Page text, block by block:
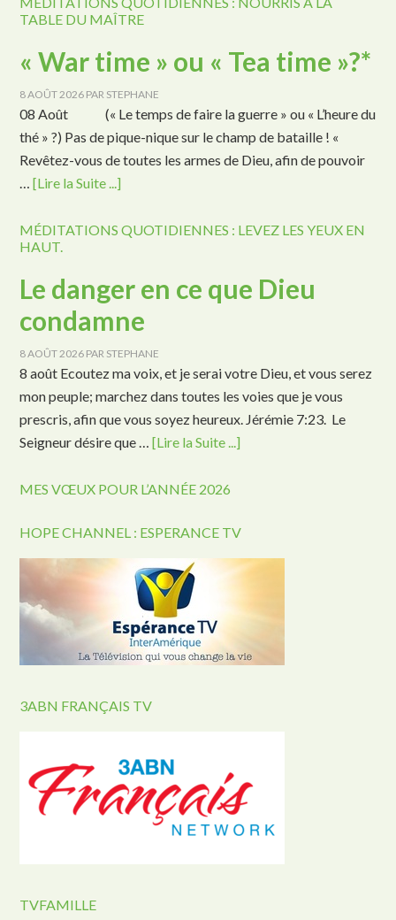
TABLE DU MAÎTRE
« War time » ou « Tea time »?*
8 AOÛT 2026 PAR STEPHANE
08 Août (« Le temps de faire la guerre » ou « L’heure du
thé » ?) Pas de pique-nique sur le champ de bataille ! «
Revêtez-vous de toutes les armes de Dieu, afin de pouvoir
…[Lire la Suite ...]
MÉDITATIONS QUOTIDIENNES : LEVEZ LES YEUX EN
HAUT.
Le danger en ce que Dieu
condamne
8 AOÛT 2026 PAR STEPHANE
8 août Ecoutez ma voix, et je serai votre Dieu, et vous serez
mon peuple; marchez dans toutes les voies que je vous
prescris, afin que vous soyez heureux. Jérémie 7:23. Le
Seigneur désire que …[Lire la Suite ...]
MES VŒUX POUR L’ANNÉE 2026
HOPE CHANNEL : ESPERANCE TV
3ABN FRANÇAIS TV
TVFAMILLE